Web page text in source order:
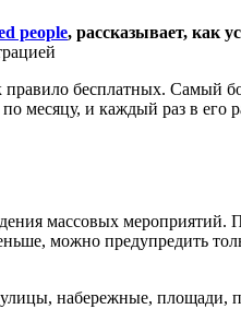
people, рассказывает, как
правило бесплатных. Самый
месяцу, и каждый раз в
массовых мероприятий.
можно предупредить
улицы, набережные, площади,